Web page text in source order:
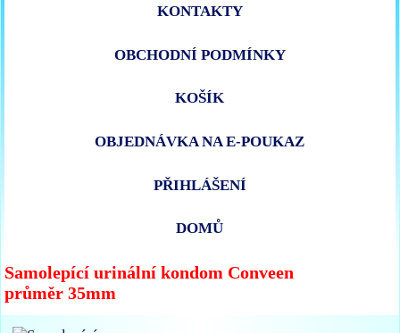
KONTAKTY
OBCHODNÍ PODMÍNKY
KOŠÍK
OBJEDNÁVKA NA E-POUKAZ
PŘIHLÁŠENÍ
DOMŮ
Samolepící urinální kondom Conveen
průměr 35mm